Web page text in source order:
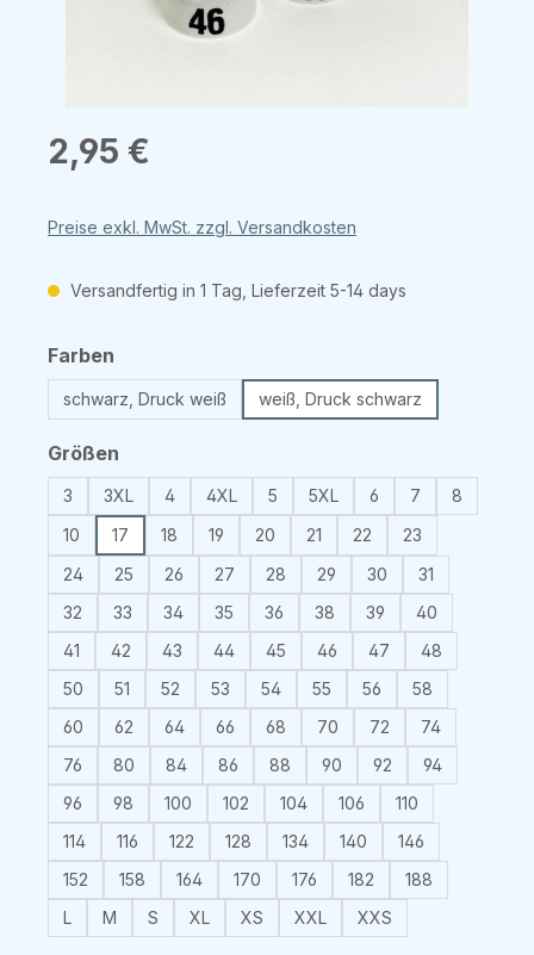
Regulärer Preis:
2,95 €
Preise exkl. MwSt. zzgl. Versandkosten
Versandfertig in 1 Tag, Lieferzeit 5-14 days
Farben
schwarz, Druck weiß weiß, Druck schwarz
Größen
3 3XL 4 4XL 5 5XL 6 7
8
10
17 18 19 20 21 22
23
24
25 26 27 28 29 30
31
32
33 34 35 36 38 39
40
41
42 43 44 45 46 47
48
50
51 52 53 54 55 56
58
60
62 64 66 68 70 72
74
76
80 84 86 88 90 92
94
96
98 100 102 104 106
110
114
116 122 128 134 140
146
152
158 164 170 176 182
188
L
M S XL XS XXL XXS